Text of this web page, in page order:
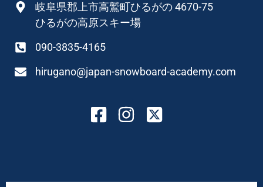
岐阜県郡上市高鷲町ひるがの 4670-75
ひるがの高原スキー場
090-3835-4165
hirugano@japan-snowboard-academy.com